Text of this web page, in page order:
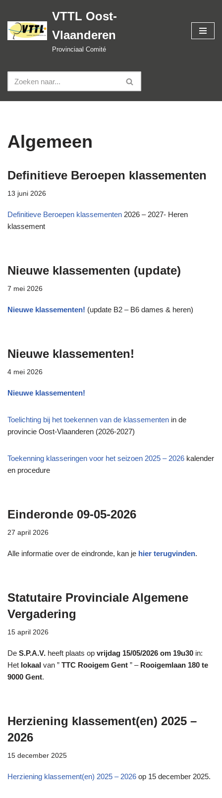
Spring
naar
VTTL Oost-
Vlaanderen
Provinciaal Comité
Algemeen
Definitieve Beroepen klassementen
13 juni 2026
Definitieve Beroepen klassementen 2026 – 2027- Heren
klassement
Nieuwe klassementen (update)
7 mei 2026
Nieuwe klassementen! (update B2 – B6 dames & heren)
Nieuwe klassementen!
4 mei 2026
Nieuwe klassementen!
Toelichting bij het toekennen van de klassementen in de
provincie Oost-Vlaanderen (2026-2027)
Toekenning klasseringen voor het seizoen 2025 – 2026 kalender
en procedure
Einderonde 09-05-2026
27 april 2026
Alle informatie over de eindronde, kan je hier terugvinden.
Statutaire Provinciale Algemene
Vergadering
15 april 2026
De S.P.A.V. heeft plaats op vrijdag 15/05/2026 om 19u30 in:
Het lokaal van ” TTC Rooigem Gent ” – Rooigemlaan 180 te
9000 Gent.
Herziening klassement(en) 2025 –
2026
15 december 2025
Herziening klassement(en) 2025 – 2026 op 15 december 2025.